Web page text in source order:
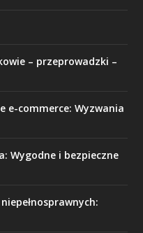
– przeprowadzki –
e-commerce: Wyzwania
Wygodne i bezpieczne